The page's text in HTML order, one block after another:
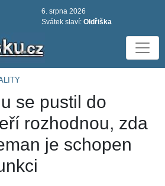
6. srpna 2026
Svátek slaví: Oldřiška
se pustil do
rozhodnou, zda
je schopen